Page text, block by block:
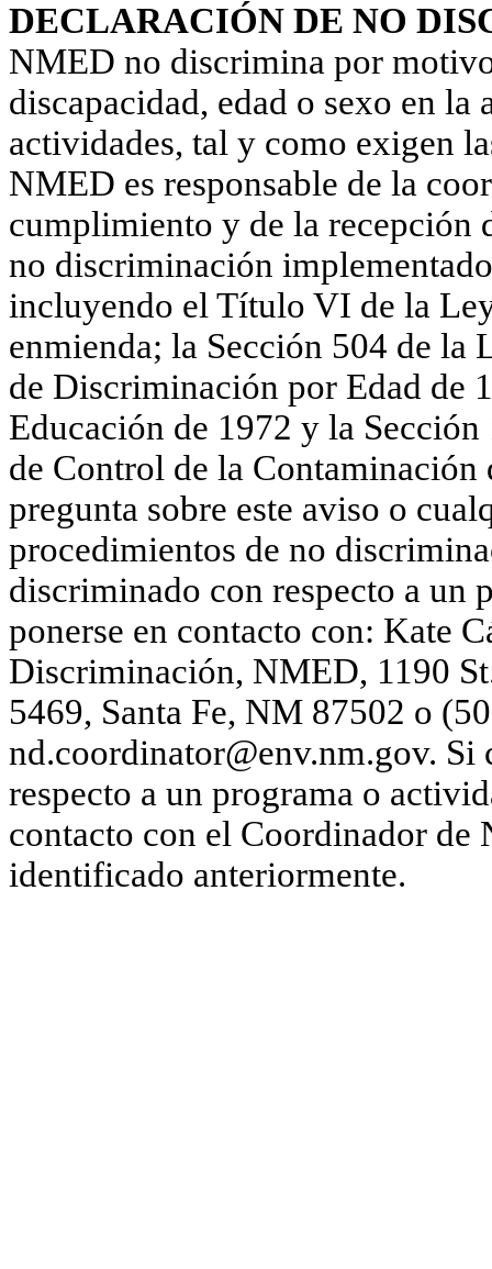
DECLARACIÓN DE NO
NMED no discrimina por
discapacidad, edad o sexo en
actividades, tal y como exigen
NMED es responsable de la
cumplimiento y de la recepción
no discriminación
incluyendo el Título VI de la
enmienda; la Sección 504 de
de Discriminación por Edad de
Educación de 1972 y la
de Control de la
pregunta sobre este aviso o
procedimientos de no
discriminado con respecto a un
ponerse en contacto con: Kate
Discriminación, NMED, 1190
5469, Santa Fe, NM 87502 o
nd.coordinator@env.nm.gov.
respecto a un programa o
contacto con el Coordinador
identificado anteriormente.